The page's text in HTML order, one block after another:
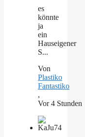
es
könnte
ja
ein
Hauseigener
S...
Von
Plastiko
Fantastiko
,
Vor 4 Stunden